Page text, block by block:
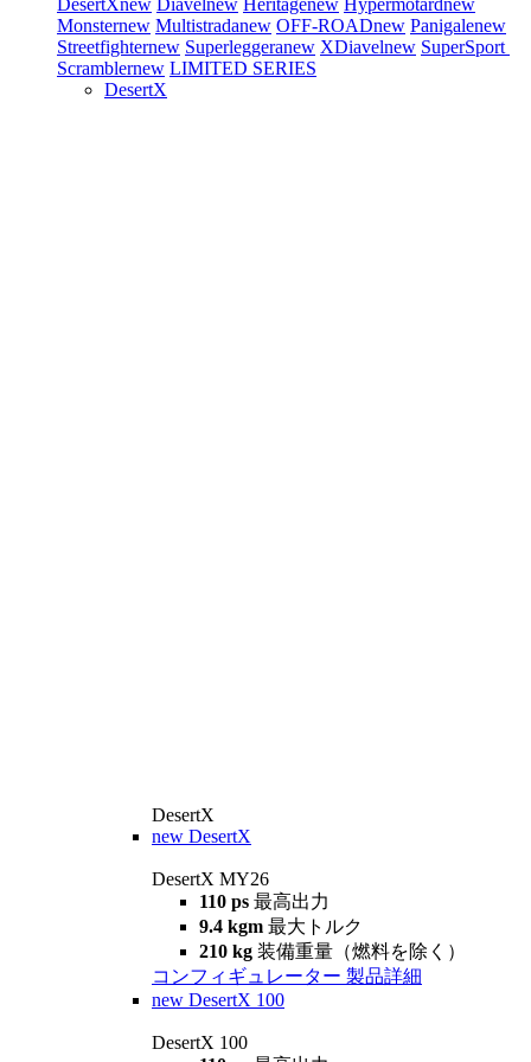
DesertXnew Diavelnew Heritagenew Hypermotardnew
Monsternew Multistradanew OFF-ROADnew Panigalenew
Streetfighternew Superleggeranew XDiavelnew SuperSport
Scramblernew LIMITED SERIES
DesertX
DesertX
new DesertX
DesertX MY26
110 ps 最高出力
9.4 kgm 最大トルク
210 kg 装備重量（燃料を除く）
コンフィギュレーター 製品詳細
new DesertX 100
DesertX 100